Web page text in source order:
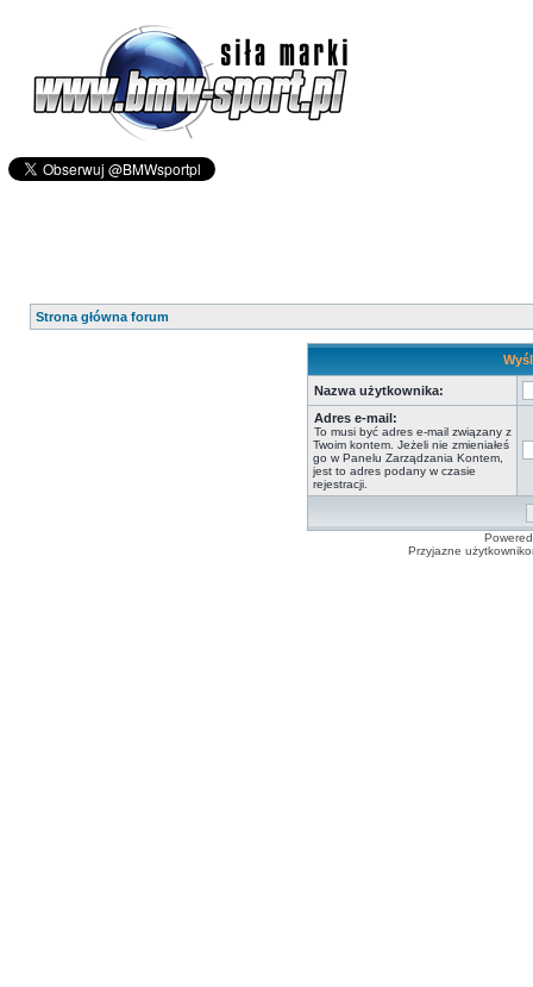
Strona główna forum
Nazwa użytkownika:
Adres e-mail:
To musi być adres e-mail związany z
Twoim kontem. Jeżeli nie zmieniałeś
go w Panelu Zarządzania Kontem,
jest to adres podany w czasie
rejestracji.
Przyjazne